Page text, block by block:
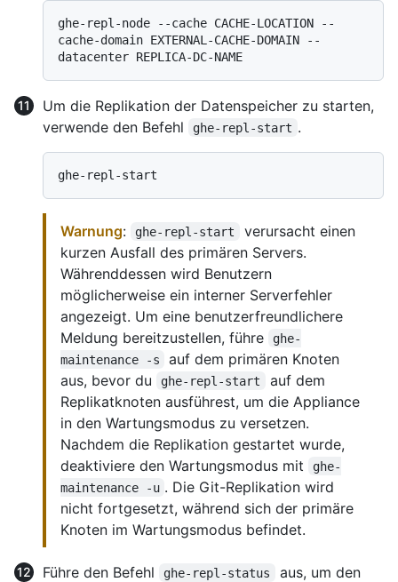
ghe-repl-node --cache CACHE-LOCATION --
cache-domain EXTERNAL-CACHE-DOMAIN --
Um die Replikation der Datenspeicher zu starten,
verwende den Befehl
ghe-repl-start .
Warnung: ghe-repl-start
verursacht einen
kurzen Ausfall des primären Servers.
Währenddessen wird Benutzern
möglicherweise ein interner Serverfehler
angezeigt. Um eine benutzerfreundlichere
Meldung bereitzustellen, führe
ghe-
maintenance -s
auf dem primären Knoten
aus, bevor du
ghe-repl-start
auf dem
Replikatknoten ausführest, um die Appliance
in den Wartungsmodus zu versetzen.
Nachdem die Replikation gestartet wurde,
deaktiviere den Wartungsmodus mit
ghe-
maintenance -u . Die Git-Replikation wird
nicht fortgesetzt, während sich der primäre
Knoten im Wartungsmodus befindet.
Führe den Befehl ghe-repl-status
aus, um den